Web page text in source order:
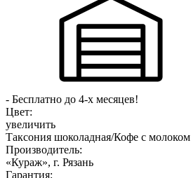
- Бесплатно до 4-х месяцев!
Цвет:
увеличить
Таксония шоколадная/Кофе с молоком
Производитель:
«Кураж», г. Рязань
Гарантия: